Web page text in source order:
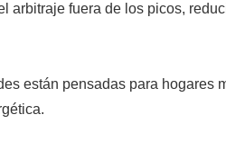
arbitraje fuera de los picos,
están pensadas para hogares